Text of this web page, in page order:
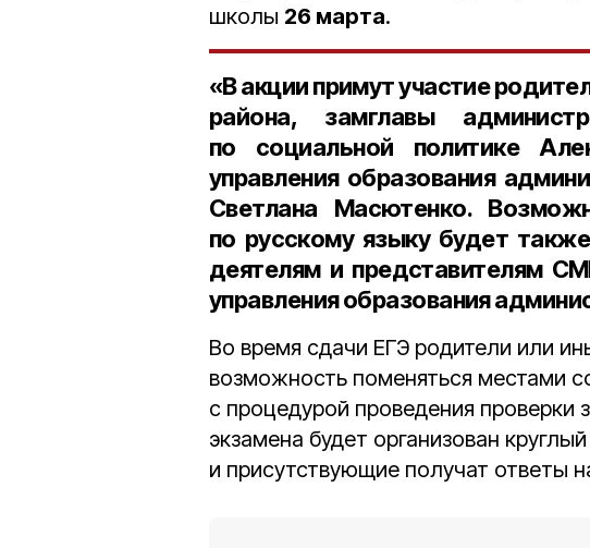
школы 26 марта.
«В акции примут участие
района, замглавы
по социальной политике
управления образования
Светлана Масютенко.
по русскому языку будет
деятелям и представителям
управления образования
Во время сдачи ЕГЭ родители или
возможность поменяться местами
с процедурой проведения проверки
экзамена будет организован
и присутствующие получат ответы